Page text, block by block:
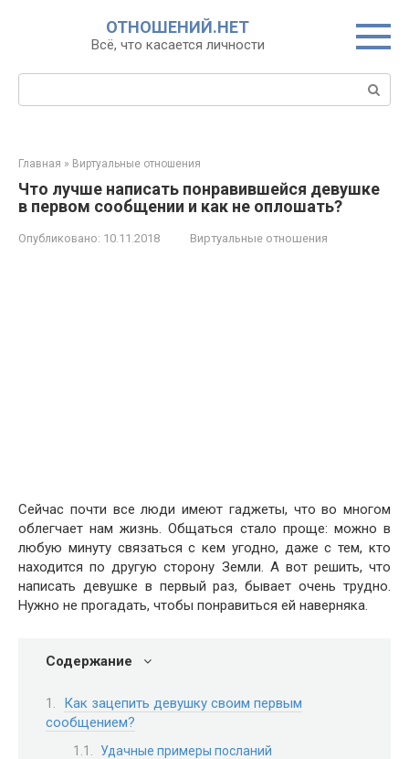
ОТНОШЕНИЙ.НЕТ
Всё, что касается личности
Поиск:
Главная » Виртуальные отношения
Что лучше написать понравившейся девушке
в первом сообщении и как не оплошать?
Опубликовано: 10.11.2018 Виртуальные отношения
Сейчас почти все люди имеют гаджеты, что во многом
облегчает нам жизнь. Общаться стало проще: можно в
любую минуту связаться с кем угодно, даже с тем, кто
находится по другую сторону Земли. А вот решить, что
написать девушке в первый раз, бывает очень трудно.
Нужно не прогадать, чтобы понравиться ей наверняка.
Содержание
Как зацепить девушку своим первым
сообщением?
Удачные примеры посланий